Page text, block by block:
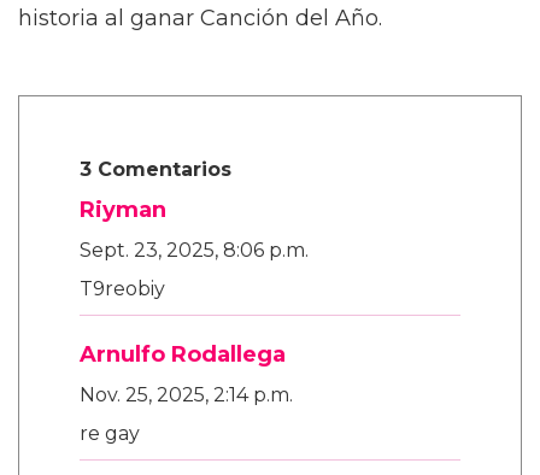
historia al ganar Canción del Año.
3 Comentarios
Riyman
Sept. 23, 2025, 8:06 p.m.
T9reobiy
Arnulfo Rodallega
Nov. 25, 2025, 2:14 p.m.
re gay